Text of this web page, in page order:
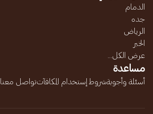
الدمام
جده
الرياض
الخبر
عرض الكل...
مساعدة
أسئلة وأجوبةشروط إستخدام المكافآتتواصل معنا